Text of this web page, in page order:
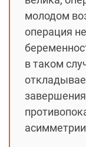
молодом
операция
в таком